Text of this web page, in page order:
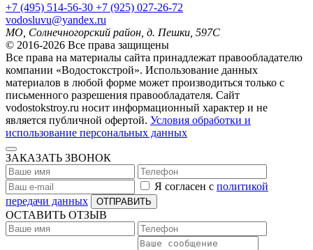
+7 (495) 514-56-30 +7 (925) 027-26-72
vodosluvu@yandex.ru
МО, Солнечногорский район, д. Пешки, 597С
© 2016-2026 Все права защищены
Все права на материалы сайта принадлежат правообладателю
компании «Водостокстрой». Использование данных
материалов в любой форме может производиться только с
письменного разрешения правообладателя. Сайт
vodostokstroy.ru носит информационный характер и не
является публичной офертой. Условия обработки и
использование персональных данных
ЗАКАЗАТЬ ЗВОНОК
Я согласен с политикой
передачи данных
ОТПРАВИТЬ
ОСТАВИТЬ ОТЗЫВ